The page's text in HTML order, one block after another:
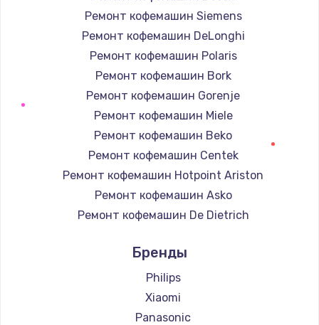
Ремонт кофемашин Siemens
Ремонт кофемашин DeLonghi
Ремонт кофемашин Polaris
Ремонт кофемашин Bork
Ремонт кофемашин Gorenje
Ремонт кофемашин Miele
Ремонт кофемашин Beko
Ремонт кофемашин Centek
Ремонт кофемашин Hotpoint Ariston
Ремонт кофемашин Asko
Ремонт кофемашин De Dietrich
Ремонт кофемашин Ascaso
Ремонт кофемашин Jura
Ремонт кофемашин Olympia
Ремонт кофемашин Saeco
Бренды
Philips
Xiaomi
Panasonic